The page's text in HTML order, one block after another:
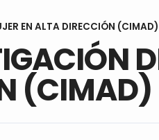
EN ALTA DIRECCIÓN (CIMAD)
(CIMAD)